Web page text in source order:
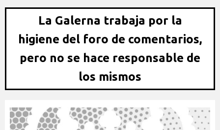
La Galerna trabaja por la
higiene del foro de comentarios,
pero no se hace responsable de
los mismos